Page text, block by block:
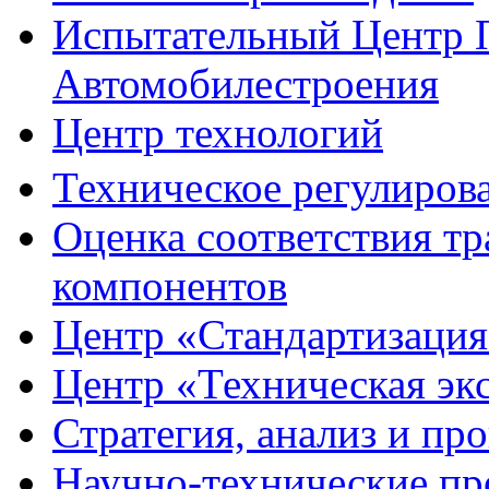
Испытательный Центр
Автомобилестроения
Центр технологий
Техническое
Оценка соответствия
компонентов
Центр
Центр «Техническая
Стратегия, анализ и